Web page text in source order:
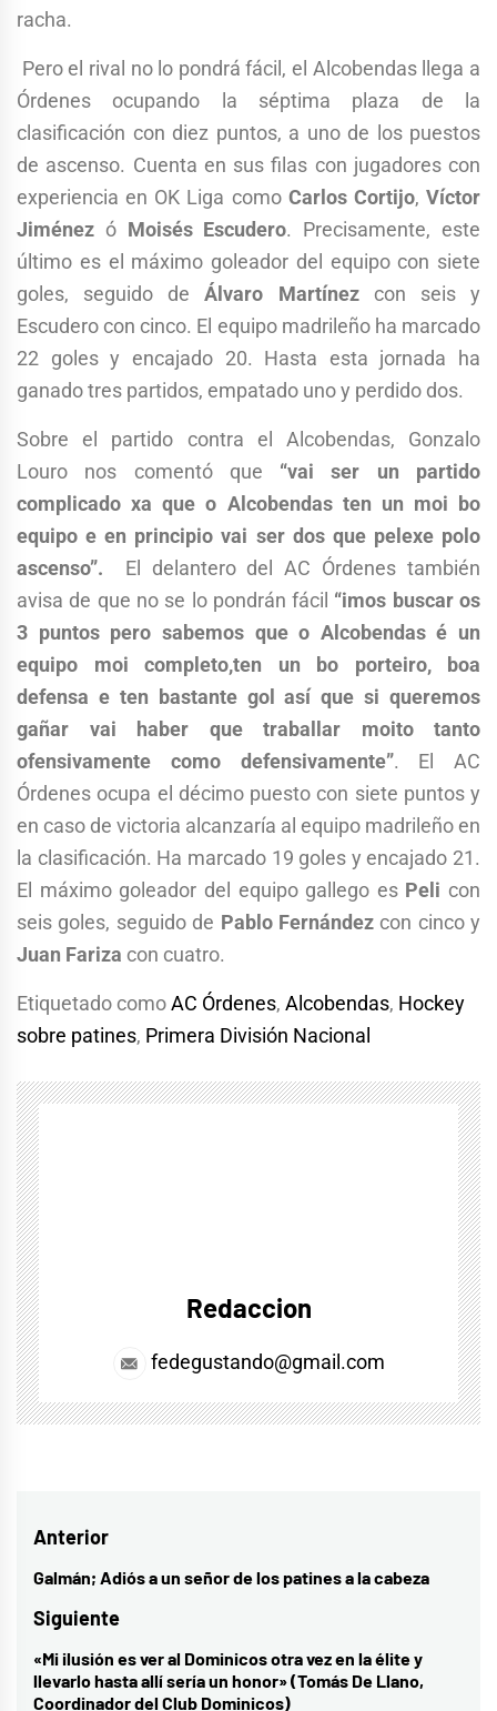
racha.
Pero el rival no lo pondrá fácil, el Alcobendas llega a
Órdenes ocupando la séptima plaza de la
clasificación con diez puntos, a uno de los puestos
de ascenso. Cuenta en sus filas con jugadores con
experiencia en OK Liga como Carlos Cortijo,Víctor
Jiménez ó Moisés Escudero. Precisamente, este
último es el máximo goleador del equipo con siete
goles, seguido deÁlvaro Martínezcon seis y
Escudero con cinco. El equipo madrileño ha marcado
22 goles y encajado 20. Hasta esta jornada ha
ganado tres partidos, empatado uno y perdido dos.
Sobre el partido contra el Alcobendas, Gonzalo
Louro nos comentó que “vai ser un partido
complicado xa que o Alcobendas ten un moi bo
equipo e en principio vai ser dos que pelexe polo
ascenso”. El delantero del AC Órdenes también
avisa de que no se lo pondrán fácil “imos buscar os
3 puntos pero sabemos que o Alcobendas é un
equipo moi completo,ten un bo porteiro, boa
defensa e ten bastante gol así que si queremos
gañar vai haber que traballar moito tanto
ofensivamente como defensivamente”. El AC
Órdenes ocupa el décimo puesto con siete puntos y
en caso de victoria alcanzaría al equipo madrileño en
la clasificación. Ha marcado 19 goles y encajado 21.
El máximo goleador del equipo gallego es Peli con
seis goles, seguido de Pablo Fernándezcon cinco y
Juan Fariza con cuatro.
Etiquetado comoAC Órdenes, Alcobendas, Hockey
sobre patines, Primera División Nacional
Redaccion
fedegustando@gmail.com
Navegación
de
entradas
Anterior
Entrada
anterior:
Galmán; Adiós a un señor de los patines a la cabeza
Siguiente
Entrada
siguiente:
«Mi ilusión es ver al Dominicos otra vez en la élite y
llevarlo hasta allí sería un honor» (Tomás De Llano,
Coordinador del Club Dominicos)